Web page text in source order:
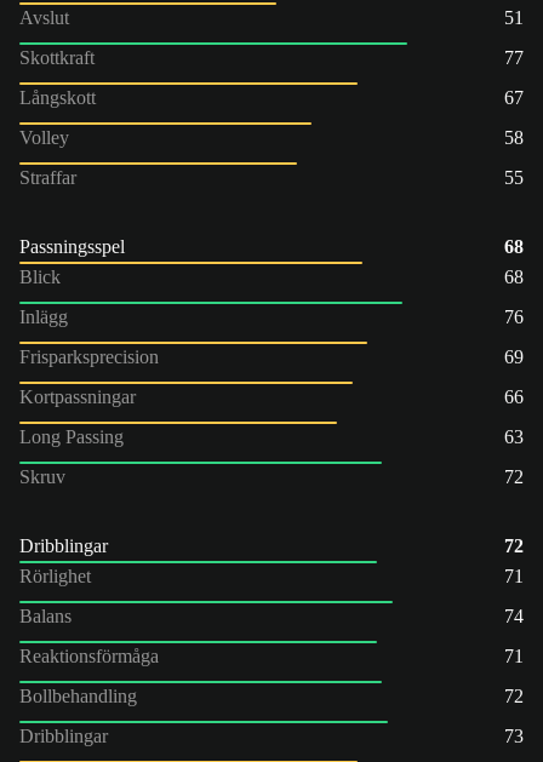
Avslut
51
Skottkraft
77
Långskott
67
Volley
58
Straffar
55
Passningsspel
68
Blick
68
Inlägg
76
Frisparksprecision
69
Kortpassningar
66
Long Passing
63
Skruv
72
Dribblingar
72
Rörlighet
71
Balans
74
Reaktionsförmåga
71
Bollbehandling
72
Dribblingar
73